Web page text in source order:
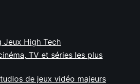
Jeux High Tech
TV et séries les plus
de jeux vidéo majeurs